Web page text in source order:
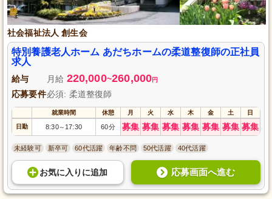
社会福祉法人 創生会
特別養護老人ホーム あだちホームの柔道整復師の正社員
求人
給与 月給 220,000~260,000円
応募要件必須: 柔道整復師
就業時間 休憩 月 火 水 木 金 土 日
日勤 8:30～ 17:30 60分 募集 募集 募集 募集 募集 募集 募集
未経験可 新卒可 60代活躍 年齢不問 50代活躍 40代活躍
お気に入り に追加 応募画面へ進む